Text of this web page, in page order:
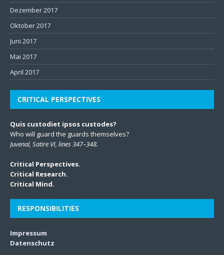
Dezember 2017
Oktober 2017
Juni 2017
Mai 2017
April 2017
CRITICAL PERSPECTIVES
Quis custodiet ipsos custodes?
Who will guard the guards themselves?
Juvenal, Satire VI, lines 347–348.
Critical Perspectives.
Critical Research.
Critical Mind.
RESPONSIBILITIES
Impressum
Datenschutz